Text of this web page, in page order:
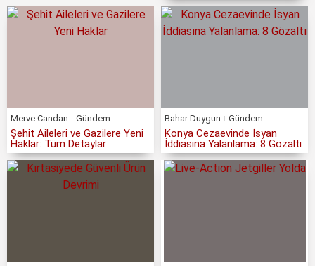
Merve Candan Gündem
Şehit Aileleri ve Gazilere Yeni
Haklar: Tüm Detaylar
Bahar Duygun Gündem
Konya Cezaevinde İsyan
İddiasına Yalanlama: 8 Gözaltı